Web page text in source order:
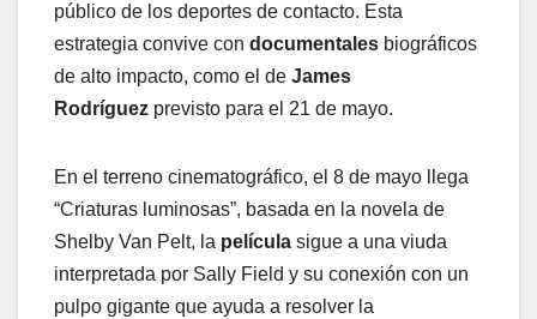
público de los deportes de contacto. Esta
estrategia convive con documentales biográficos
de alto impacto, como el de James
Rodríguez previsto para el 21 de mayo.
En el terreno cinematográfico, el 8 de mayo llega
“Criaturas luminosas”, basada en la novela de
Shelby Van Pelt, la película sigue a una viuda
interpretada por Sally Field y su conexión con un
pulpo gigante que ayuda a resolver la